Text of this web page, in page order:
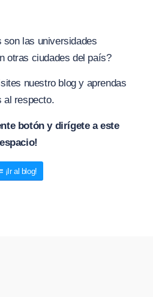
son las universidades
otras ciudades del país?
nuestro blog y aprendas
al respecto.
botón y dirígete a este
espacio!
¡Ir al blog!